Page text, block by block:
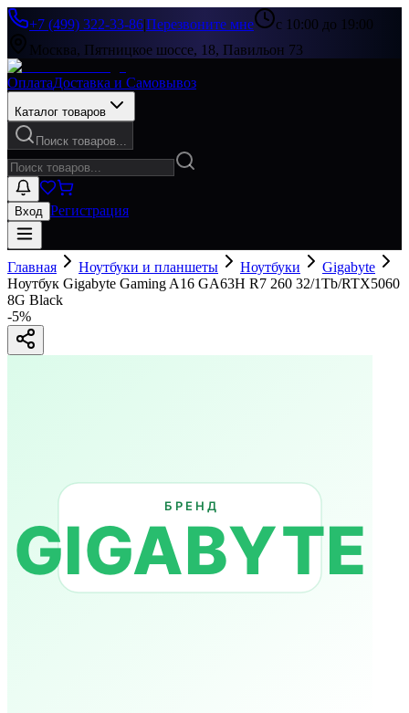
+7 (499) 322-33-86|Перезвоните мне
с 10:00 до 19:00
Москва, Пятницкое шоссе, 18, Павильон 73
ОплатаДоставка и Самовывоз
Каталог товаров
Поиск товаров...
Вход Регистрация
Главная Ноутбуки и планшеты Ноутбуки
Gigabyte
Ноутбук Gigabyte Gaming A16 GA63H R7 260 32/1Tb/RTX5060
8G Black
-5%